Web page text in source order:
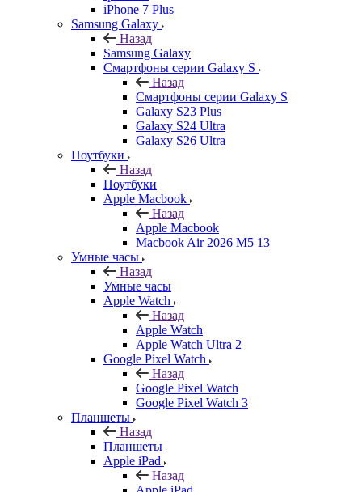
iPhone 7 Plus
Samsung Galaxy
Назад
Samsung Galaxy
Смартфоны серии Galaxy S
Назад
Смартфоны серии Galaxy S
Galaxy S23 Plus
Galaxy S24 Ultra
Galaxy S26 Ultra
Ноутбуки
Назад
Ноутбуки
Apple Macbook
Назад
Apple Macbook
Macbook Air 2026 M5 13
Умные часы
Назад
Умные часы
Apple Watch
Назад
Apple Watch
Apple Watch Ultra 2
Google Pixel Watch
Назад
Google Pixel Watch
Google Pixel Watch 3
Планшеты
Назад
Планшеты
Apple iPad
Назад